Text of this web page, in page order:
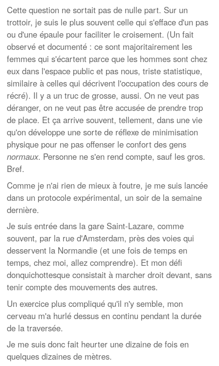
Cette question ne sortait pas de nulle part. Sur un
trottoir, je suis le plus souvent celle qui s'efface d'un pas
ou d'une épaule pour faciliter le croisement. (Un fait
observé et documenté : ce sont majoritairement les
femmes qui s'écartent parce que les hommes sont chez
eux dans l'espace public et pas nous, triste statistique,
similaire à celles qui décrivent l'occupation des cours de
récré). Il y a un truc de grosse, aussi. On ne veut pas
déranger, on ne veut pas être accusée de prendre trop
de place. Et ça arrive souvent, tellement, dans une vie
qu'on développe une sorte de réflexe de minimisation
physique pour ne pas offenser le confort des gens
normaux. Personne ne s'en rend compte, sauf les gros.
Bref.
Comme je n'ai rien de mieux à foutre, je me suis lancée
dans un protocole expérimental, un soir de la semaine
dernière.
Je suis entrée dans la gare Saint-Lazare, comme
souvent, par la rue d'Amsterdam, près des voies qui
desservent la Normandie (et une fois de temps en
temps, chez moi, allez comprendre). Et mon défi
donquichottesque consistait à marcher droit devant, sans
tenir compte des mouvements des autres.
Un exercice plus compliqué qu'il n'y semble, mon
cerveau m'a hurlé dessus en continu pendant la durée
de la traversée.
Je me suis donc fait heurter une dizaine de fois en
quelques dizaines de mètres.